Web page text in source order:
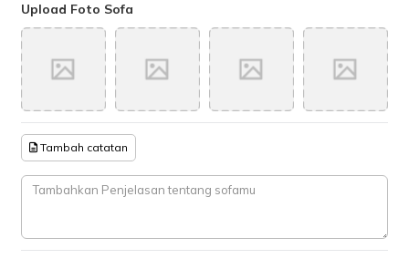
Upload Foto Sofa
Tambah catatan